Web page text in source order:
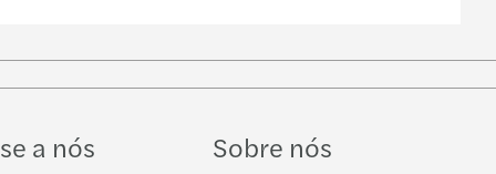
a nós Sobre nós